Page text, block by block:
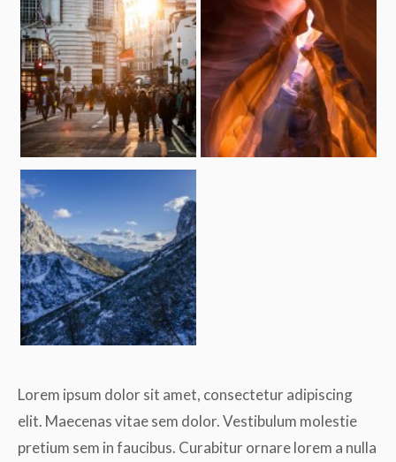
Lorem ipsum dolor sit amet, consectetur adipiscing
elit. Maecenas vitae sem dolor. Vestibulum molestie
pretium sem in faucibus. Curabitur ornare lorem a nulla